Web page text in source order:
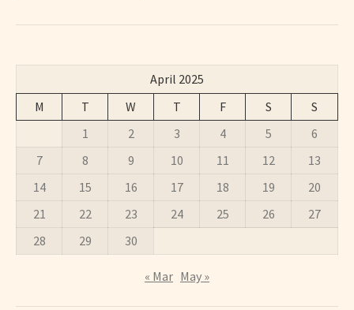
April 2025
M
T W T F S
S
1
2 3 4 5
6
7
8 9 10 11 12
13
14
15 16 17 18 19
20
21
22 23 24 25 26
27
28
29 30
« Mar May »